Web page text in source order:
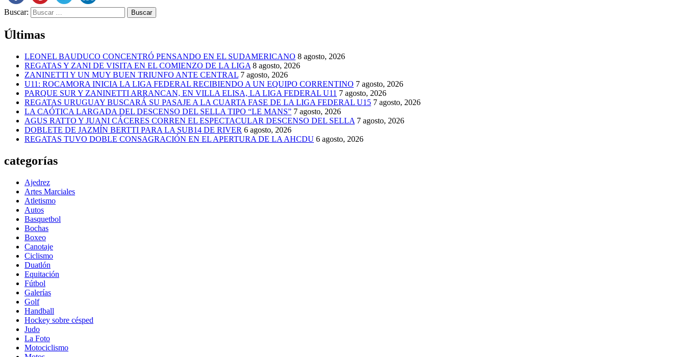
Buscar:
Últimas
LEONEL BAUDUCO CONCENTRÓ PENSANDO EN EL SUDAMERICANO 8 agosto, 2026
REGATAS Y ZANI DE VISITA EN EL COMIENZO DE LA LIGA 8 agosto, 2026
ZANINETTI Y UN MUY BUEN TRIUNFO ANTE CENTRAL 7 agosto, 2026
U11: ROCAMORA INICIA LA LIGA FEDERAL RECIBIENDO A UN EQUIPO CORRENTINO 7 agosto, 2026
PARQUE SUR Y ZANINETTI ARRANCAN, EN VILLA ELISA, LA LIGA FEDERAL U11 7 agosto, 2026
REGATAS URUGUAY BUSCARÁ SU PASAJE A LA CUARTA FASE DE LA LIGA FEDERAL U15 7 agosto, 2026
LA CAÓTICA LARGADA DEL DESCENSO DEL SELLA TIPO “LE MANS” 7 agosto, 2026
AGUS RATTO Y JUANI CÁCERES CORREN EL ESPECTACULAR DESCENSO DEL SELLA 7 agosto, 2026
DOBLETE DE JAZMÍN BERTTI PARA LA SUB14 DE RIVER 6 agosto, 2026
REGATAS TUVO DOBLE CONSAGRACIÓN EN EL APERTURA DE LA AHCDU 6 agosto, 2026
categorías
Ajedrez
Artes Marciales
Atletismo
Autos
Basquetbol
Bochas
Boxeo
Canotaje
Ciclismo
Duatlón
Equitación
Fútbol
Galerías
Golf
Handball
Hockey sobre césped
Judo
La Foto
Motociclismo